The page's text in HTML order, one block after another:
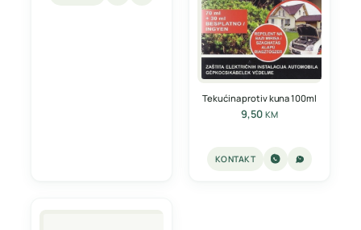
Tekućina protiv kuna 100ml
9,50 KM
KONTAKT